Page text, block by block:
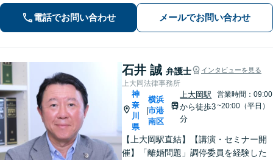
電話でお問い合わせ メールでお問い合わせ
石井 誠 弁護士 インタビューを見る
上大岡法律事務所
神
奈
川
県
|
横浜
市港
南区
上大岡駅
から徒歩3
分
営業時間：09:00
~20:00（平日）
【上大岡駅直結】【講演・セミナー開
催】「離婚問題」調停委員を経験した